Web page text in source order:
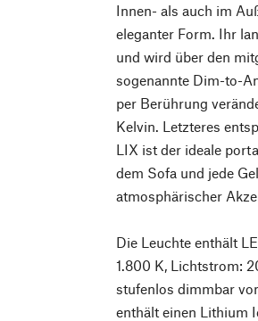
Innen- als auch im
eleganter Form. Ihr
und wird über den
sogenannte Dim-to-
per Berührung
Kelvin. Letzteres
LIX ist der ideale
dem Sofa und jede
atmosphärischer
Die Leuchte enthält
1.800 K, Lichtstrom:
stufenlos dimmbar
enthält einen Lithium